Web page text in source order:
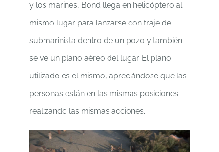
y los marines, Bond llega en helicóptero al
mismo lugar para lanzarse con traje de
submarinista dentro de un pozo y también
se ve un plano aéreo del lugar. El plano
utilizado es el mismo, apreciándose que las
personas están en las mismas posiciones
realizando las mismas acciones.